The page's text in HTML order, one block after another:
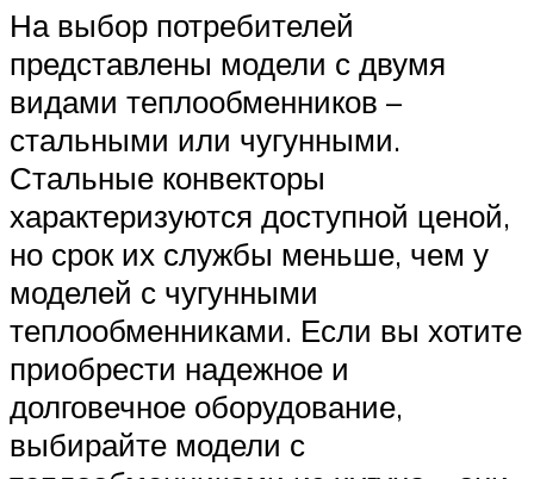
На выбор потребителей
представлены модели с двумя
видами теплообменников –
стальными или чугунными.
Стальные конвекторы
характеризуются доступной ценой,
но срок их службы меньше, чем у
моделей с чугунными
теплообменниками. Если вы хотите
приобрести надежное и
долговечное оборудование,
выбирайте модели с